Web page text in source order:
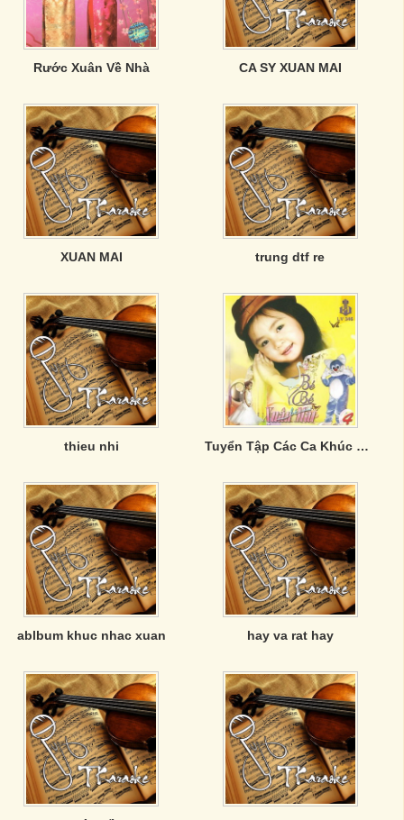
Rước Xuân Về Nhà CA SY XUAN MAI
XUAN MAI trung dtf re
thieu nhi Tuyển Tập Các Ca Khúc Hay Nhất Của Bé Xuân Mai
ablbum khuc nhac xuan hay va rat hay